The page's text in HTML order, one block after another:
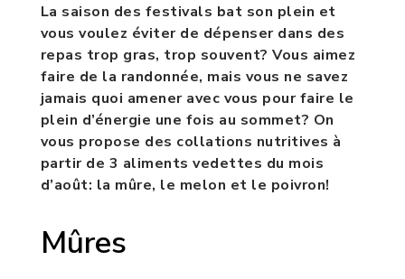
La saison des festivals bat son plein et
vous voulez éviter de dépenser dans des
repas trop gras, trop souvent? Vous aimez
faire de la randonnée, mais vous ne savez
jamais quoi amener avec vous pour faire le
plein d’énergie une fois au sommet? On
vous propose des collations nutritives à
partir de 3 aliments vedettes du mois
d’août: la mûre, le melon et le poivron!
Mûres